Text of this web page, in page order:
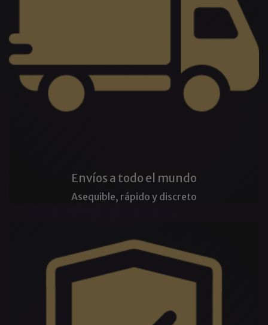
Envíos a todo el mundo
Asequible, rápido y discreto